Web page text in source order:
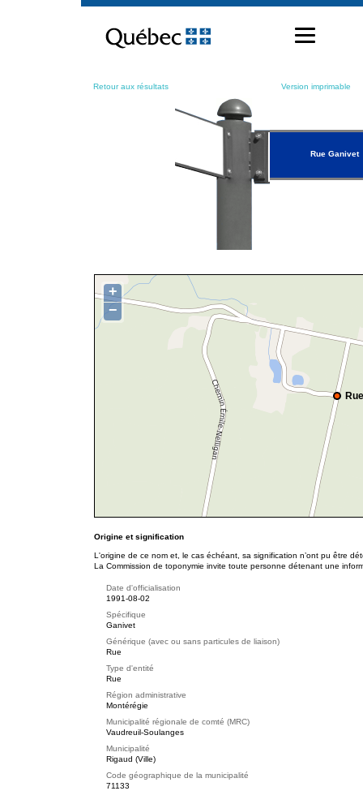
contenu
Retour aux résultats Version imprimable
Rue Ganivet
+
−
Origine et signification
L'origine de ce nom et, le cas échéant, sa signification n’ont pu être
La Commission de toponymie invite toute personne détenant une
Date d'officialisation
1991-08-02
Spécifique
Ganivet
Générique (avec ou sans particules de liaison)
Rue
Type d'entité
Rue
Région administrative
Montérégie
Municipalité régionale de comté (MRC)
Vaudreuil-Soulanges
Municipalité
Rigaud (Ville)
Code géographique de la municipalité
71133